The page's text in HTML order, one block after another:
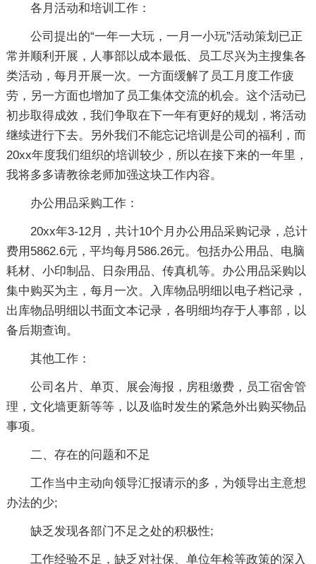
各月活动和培训工作：
公司提出的“一年一大玩，一月一小玩”活动策划已正
常并顺利开展，人事部以成本最低、员工尽兴为主搜集各
类活动，每月开展一次。一方面缓解了员工月度工作疲
劳，另一方面也增加了员工集体交流的机会。这个活动已
初步取得成效，我们争取在下一年有更好的规划，将活动
继续进行下去。另外我们不能忘记培训是公司的福利，而
20xx年度我们组织的培训较少，所以在接下来的一年里，
我将多多请教徐老师加强这块工作内容。
办公用品采购工作：
20xx年3-12月，共计10个月办公用品采购记录，总计
费用5862.6元，平均每月586.26元。包括办公用品、电脑
耗材、小印制品、日杂用品、传真机等。办公用品采购以
集中购买为主，每月一次。入库物品明细以电子档记录，
出库物品明细以书面文本记录，各明细均存于人事部，以
备后期查询。
其他工作：
公司名片、单页、展会海报，房租缴费，员工宿舍管
理，文化墙更新等等，以及临时发生的紧急外出购买物品
事项。
二、存在的问题和不足
工作当中主动向领导汇报请示的多，为领导出主意想
办法的少;
缺乏发现各部门不足之处的积极性;
工作经验不足，缺乏对社保、单位年检等政策的深入